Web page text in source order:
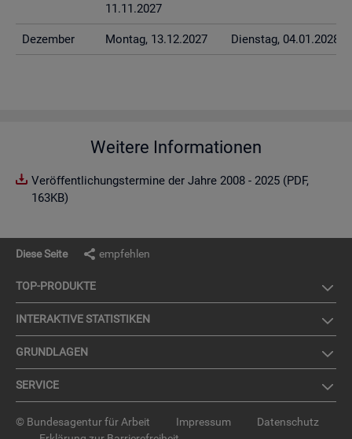
11.11.2027
De­zem­ber Mon­tag, 13.12.2027 Diens­tag, 04.01.2028
Weitere Informationen
Veröffentlichungstermine der Jahre 2008 - 2025 (PDF,
163KB)
Diese Seite empfehlen
TOP-PRO­DUK­TE
IN­TER­AK­TI­VE STA­TIS­TI­KEN
GRUND­LA­GEN
SER­VICE
© Bundesagentur für Arbeit Impressum
Datenschutz